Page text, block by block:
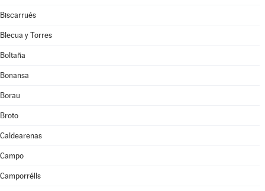
Biscarrués
Blecua y Torres
Boltaña
Bonansa
Borau
Broto
Caldearenas
Campo
Camporrélls